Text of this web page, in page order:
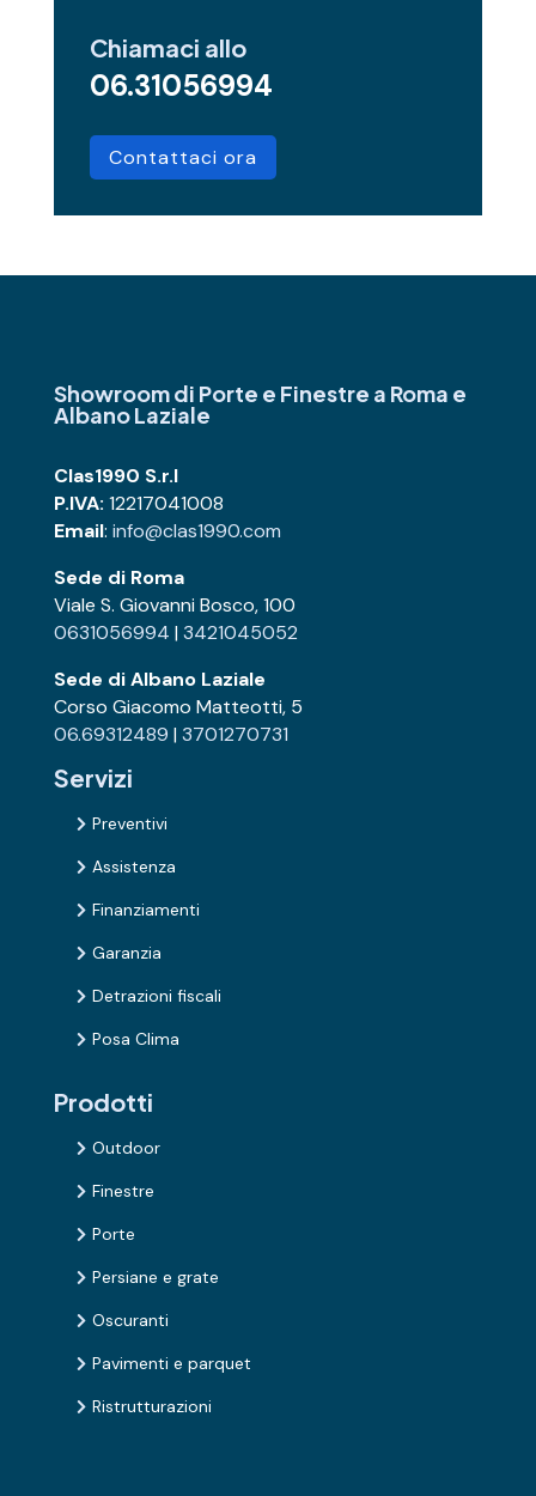
Chiamaci allo
06.31056994
Contattaci ora
Showroom di Porte e Finestre a Roma e
Albano Laziale
Clas1990 S.r.l
P.IVA: 12217041008
Email: info@clas1990.com
Sede di Roma
Viale S. Giovanni Bosco, 100
0631056994 | 3421045052
Sede di Albano Laziale
Corso Giacomo Matteotti, 5
06.69312489 | 3701270731
Servizi
 Preventivi
 Assistenza
 Finanziamenti
 Garanzia
 Detrazioni fiscali
 Posa Clima
Prodotti
 Outdoor
 Finestre
 Porte
 Persiane e grate
 Oscuranti
 Pavimenti e parquet
 Ristrutturazioni